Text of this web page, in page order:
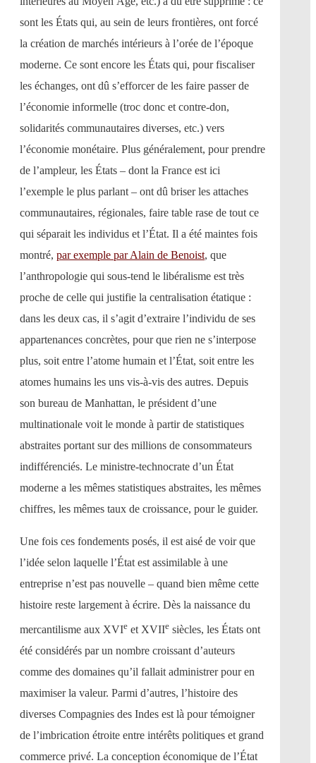
sont les États qui, au sein de leurs frontières, ont forcé
la création de marchés intérieurs à l’orée de l’époque
moderne. Ce sont encore les États qui, pour fiscaliser
les échanges, ont dû s’efforcer de les faire passer de
l’économie informelle (troc donc et contre-don,
solidarités communautaires diverses, etc.) vers
l’économie monétaire. Plus généralement, pour prendre
de l’ampleur, les États – dont la France est ici
l’exemple le plus parlant – ont dû briser les attaches
communautaires, régionales, faire table rase de tout ce
qui séparait les individus et l’État. Il a été maintes fois
montré, par exemple par Alain de Benoist, que
l’anthropologie qui sous-tend le libéralisme est très
proche de celle qui justifie la centralisation étatique :
dans les deux cas, il s’agit d’extraire l’individu de ses
appartenances concrètes, pour que rien ne s’interpose
plus, soit entre l’atome humain et l’État, soit entre les
atomes humains les uns vis-à-vis des autres. Depuis
son bureau de Manhattan, le président d’une
multinationale voit le monde à partir de statistiques
abstraites portant sur des millions de consommateurs
indifférenciés. Le ministre-technocrate d’un État
moderne a les mêmes statistiques abstraites, les mêmes
chiffres, les mêmes taux de croissance, pour le guider.
Une fois ces fondements posés, il est aisé de voir que
l’idée selon laquelle l’État est assimilable à une
entreprise n’est pas nouvelle – quand bien même cette
histoire reste largement à écrire. Dès la naissance du
mercantilisme aux XVIe et XVIIe siècles, les États ont
été considérés par un nombre croissant d’auteurs
comme des domaines qu’il fallait administrer pour en
maximiser la valeur. Parmi d’autres, l’histoire des
diverses Compagnies des Indes est là pour témoigner
de l’imbrication étroite entre intérêts politiques et grand
commerce privé. La conception économique de l’État